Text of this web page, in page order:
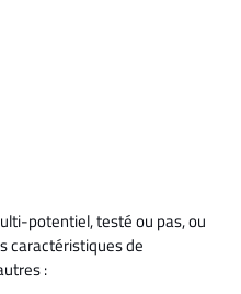
potentiel, testé ou pas, ou
caractéristiques de
: